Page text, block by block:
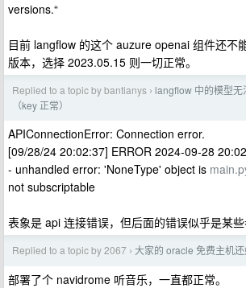
versions.“
目前 langflow 的这个 auzure openai 组件还不
版本，选择 2023.05.15 则一切正常。
Replied to a topic by bantianys › langflow 中的模型无
（key 正常）
APIConnectionError: Connection error.
[09/28/24 20:02:37] ERROR 2024-09-28
- unhandled error: 'NoneType' object is
not subscriptable
表象是 api 连接错误，但后面的错误似乎是某些
Replied to a topic by 2067 › 大家的 oracle 免费主机
部署了个 navidrome 听音乐，一直都正常。